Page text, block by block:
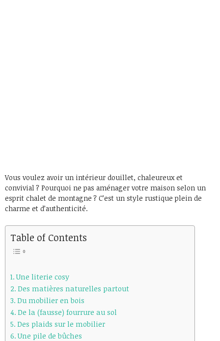
Vous voulez avoir un intérieur douillet, chaleureux et
convivial ? Pourquoi ne pas aménager votre maison selon un
esprit chalet de montagne ? C’est un style rustique plein de
charme et d’authenticité.
Table of Contents
Une literie cosy
Des matières naturelles partout
Du mobilier en bois
De la (fausse) fourrure au sol
Des plaids sur le mobilier
Une pile de bûches